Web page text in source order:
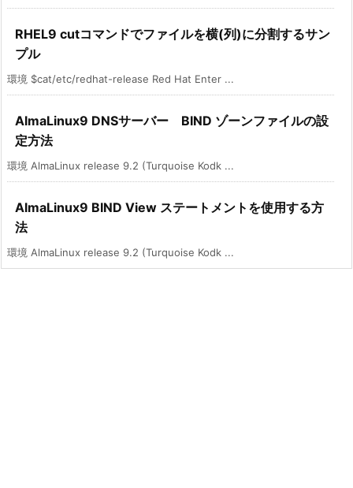
RHEL9 cutコマンドでファイルを横(列)に分割するサン
プル
環境 $cat/etc/redhat-release Red Hat Enter ...
AlmaLinux9 DNSサーバー BIND ゾーンファイルの設
定方法
環境 AlmaLinux release 9.2 (Turquoise Kodk ...
AlmaLinux9 BIND View ステートメントを使用する方
法
環境 AlmaLinux release 9.2 (Turquoise Kodk ...